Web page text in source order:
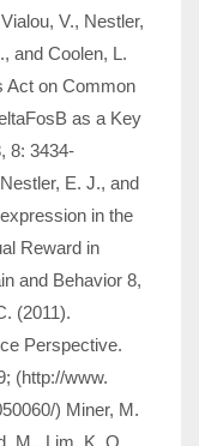
V., Nestler,
and Coolen, L.
Act on Common
as a Key
8: 3434-
E. J., and
in the
Reward in
and Behavior 8,
(2011).
Perspective.
(http://www.
) Miner, M.
M., Lim, K. O.